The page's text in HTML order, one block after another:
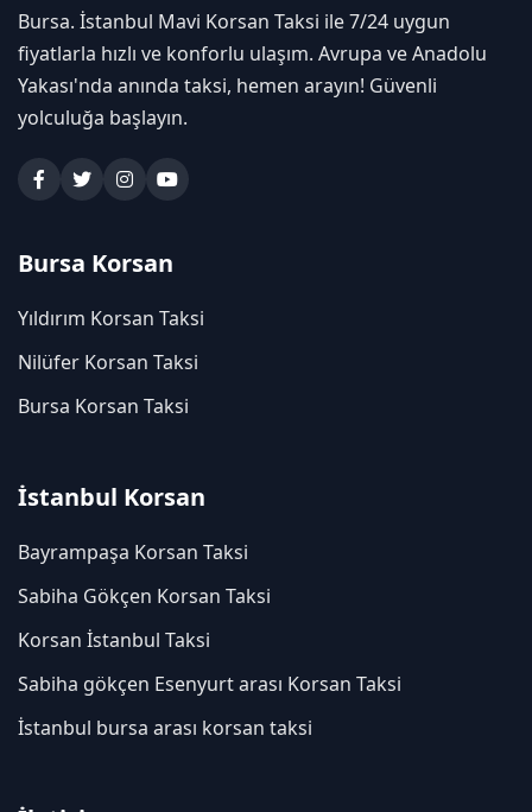
Bursa. İstanbul Mavi Korsan Taksi ile 7/24 uygun
fiyatlarla hızlı ve konforlu ulaşım. Avrupa ve Anadolu
Yakası'nda anında taksi, hemen arayın! Güvenli
yolculuğa başlayın.
Bursa Korsan
Yıldırım Korsan Taksi
Nilüfer Korsan Taksi
Bursa Korsan Taksi
İstanbul Korsan
Bayrampaşa Korsan Taksi
Sabiha Gökçen Korsan Taksi
Korsan İstanbul Taksi
Sabiha gökçen Esenyurt arası Korsan Taksi
İstanbul bursa arası korsan taksi